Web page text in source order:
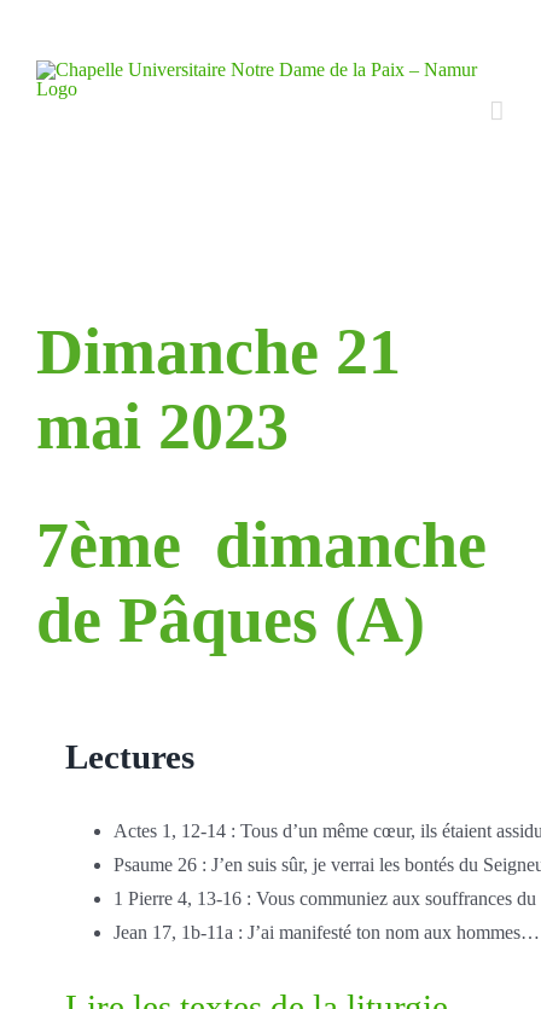
content
Dimanche 21
mai 2023
7ème dimanche
de Pâques (A)
Lectures
Actes 1, 12-14 : Tous d’un même cœur, ils étaient
Psaume 26 : J’en suis sûr, je verrai les bontés du
1 Pierre 4, 13-16 : Vous communiez aux souffrances
Jean 17, 1b-11a : J’ai manifesté ton nom aux hommes…